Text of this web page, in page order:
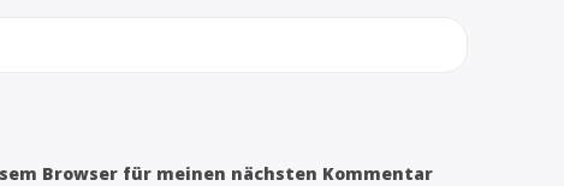
Browser für meinen nächsten Kommentar